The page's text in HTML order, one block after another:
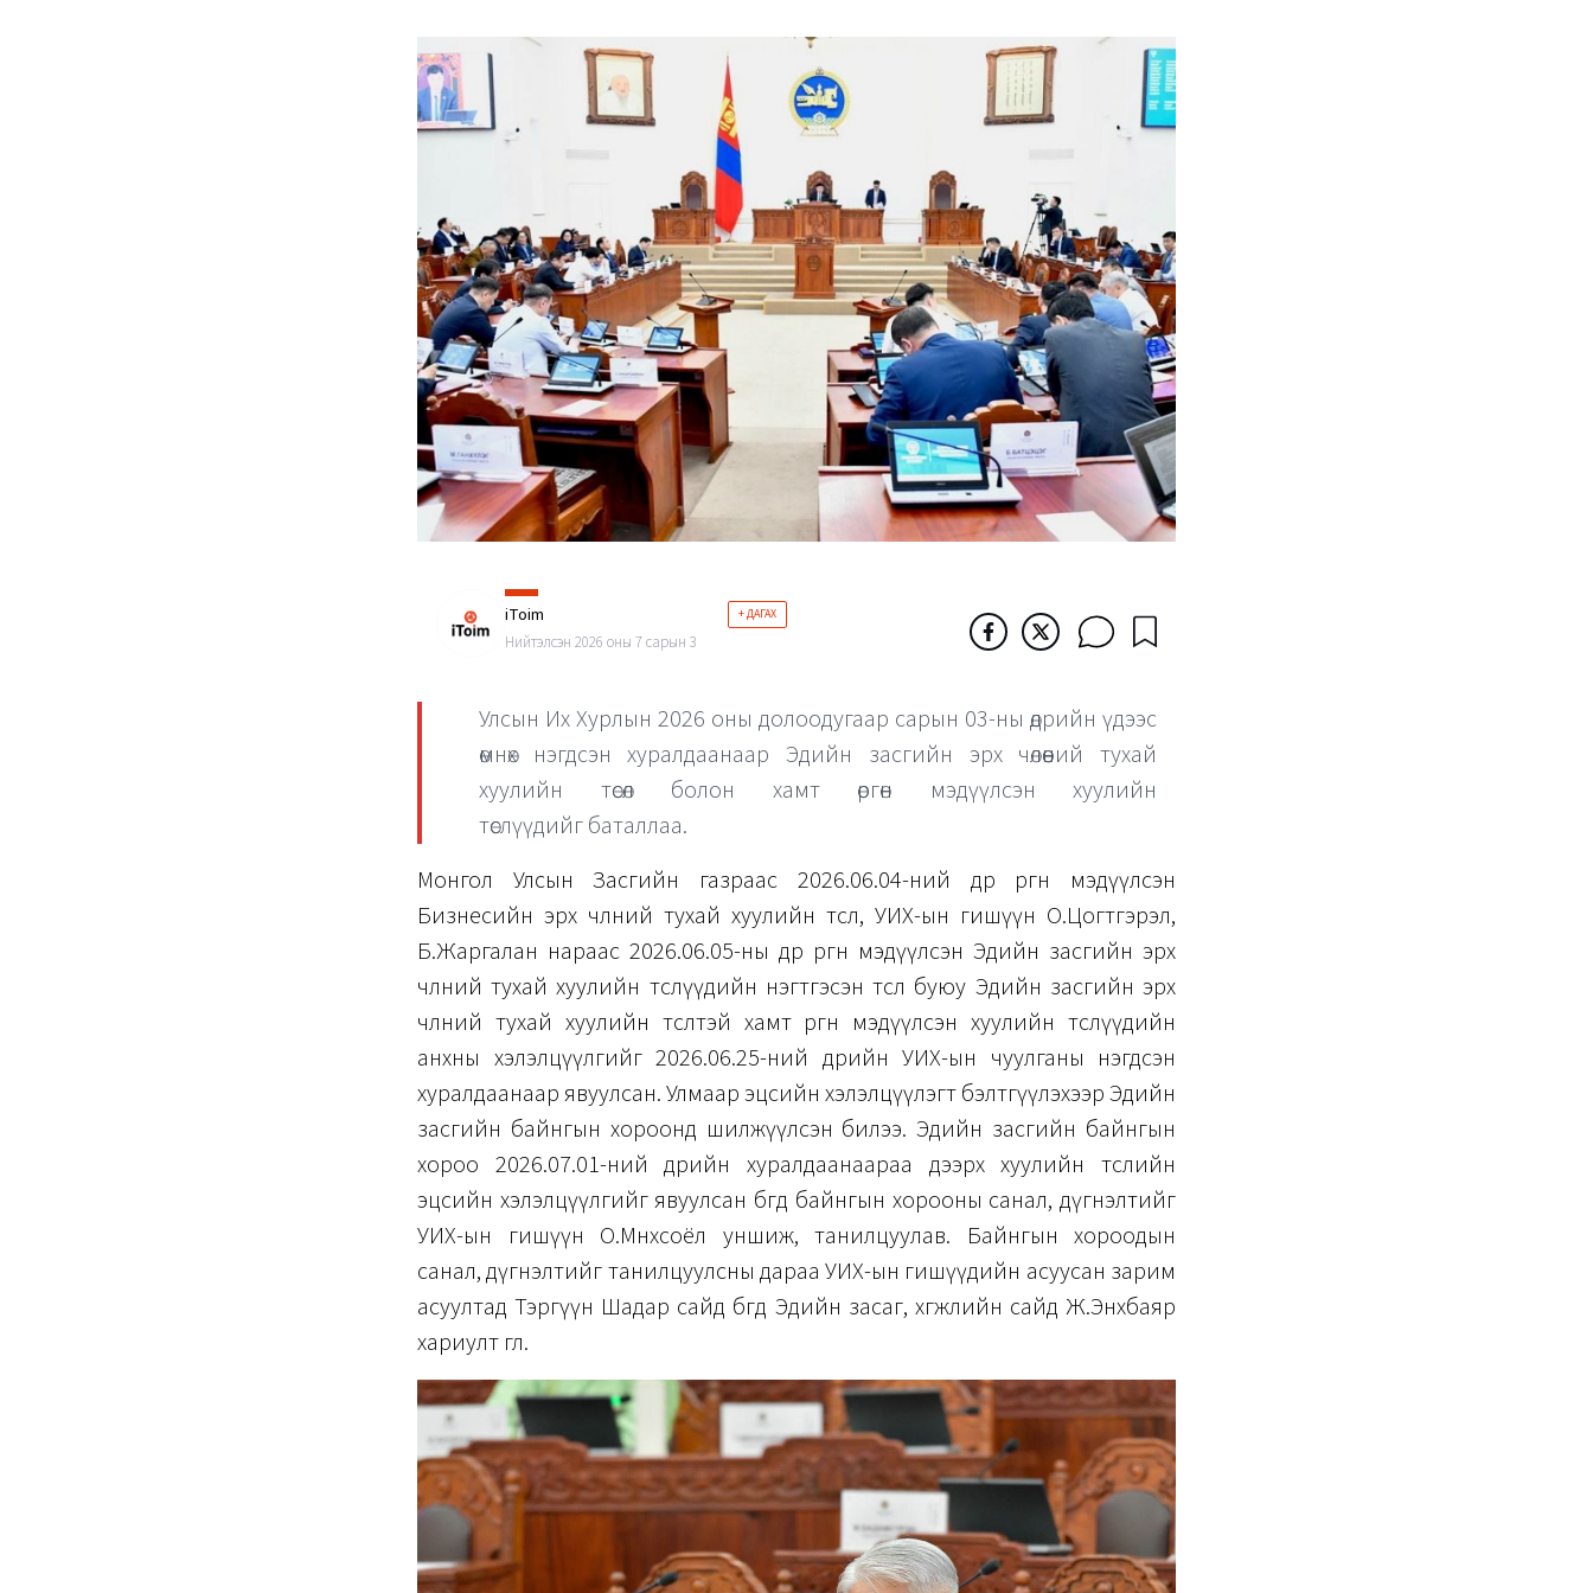
iToim + ДАГАХ
Нийтэлсэн 2026 оны 7 сарын 3
Улсын Их Хурлын 2026 оны долоодугаар сарын 03-ны өдрийн үдээс
өмнөх нэгдсэн хуралдаанаар Эдийн засгийн эрх чөлөөний тухай
хуулийн төсөл болон хамт өргөн мэдүүлсэн хуулийн
төслүүдийг баталлаа.
Монгол Улсын Засгийн газраас 2026.06.04-ний өдөр өргөн мэдүүлсэн
Бизнесийн эрх чөлөөний тухай хуулийн төсөл, УИХ-ын гишүүн О.Цогтгэрэл,
Б.Жаргалан нараас 2026.06.05-ны өдөр өргөн мэдүүлсэн Эдийн засгийн эрх
чөлөөний тухай хуулийн төслүүдийн нэгтгэсэн төсөл буюу Эдийн засгийн эрх
чөлөөний тухай хуулийн төсөлтэй хамт өргөн мэдүүлсэн хуулийн төслүүдийн
анхны хэлэлцүүлгийг 2026.06.25-ний өдрийн УИХ-ын чуулганы нэгдсэн
хуралдаанаар явуулсан. Улмаар эцсийн хэлэлцүүлэгт бэлтгүүлэхээр Эдийн
засгийн байнгын хороонд шилжүүлсэн билээ. Эдийн засгийн байнгын
хороо 2026.07.01-ний өдрийн хуралдаанаараа дээрх хуулийн төслийн
эцсийн хэлэлцүүлгийг явуулсан бөгөөд байнгын хорооны санал, дүгнэлтийг
УИХ-ын гишүүн О.Мөнхсоёл уншиж, танилцуулав. Байнгын хороодын
санал, дүгнэлтийг танилцуулсны дараа УИХ-ын гишүүдийн асуусан зарим
асуултад Тэргүүн Шадар сайд бөгөөд Эдийн засаг, хөгжлийн сайд Ж.Энхбаяр
хариулт өглөө.